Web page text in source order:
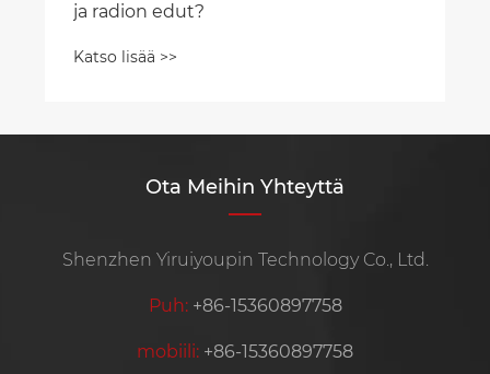
ja radion edut?
Katso lisää >>
Ota Meihin Yhteyttä
Shenzhen Yiruiyoupin Technology Co., Ltd.
Puh: +86-15360897758
mobiili: +86-15360897758